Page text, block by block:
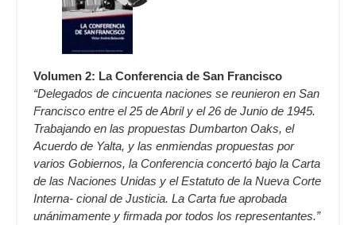
Volumen 2: La Conferencia de San Francisco
“Delegados de cincuenta naciones se reunieron en San
Francisco entre el 25 de Abril y el 26 de Junio de 1945.
Trabajando en las propuestas Dumbarton Oaks, el
Acuerdo de Yalta, y las enmiendas propuestas por
varios Gobiernos, la Conferencia concertó bajo la Carta
de las Naciones Unidas y el Estatuto de la Nueva Corte
Interna- cional de Justicia. La Carta fue aprobada
unánimamente y firmada por todos los representantes.”